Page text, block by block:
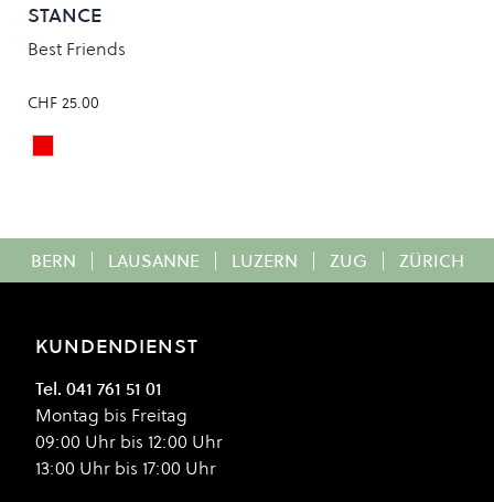
STANCE
Best Friends
CHF 25.00
Colour
Red
BERN | LAUSANNE | LUZERN | ZUG | ZÜRICH
KUNDENDIENST
Tel. 041 761 51 01
Montag bis Freitag
09:00 Uhr bis 12:00 Uhr
13:00 Uhr bis 17:00 Uhr